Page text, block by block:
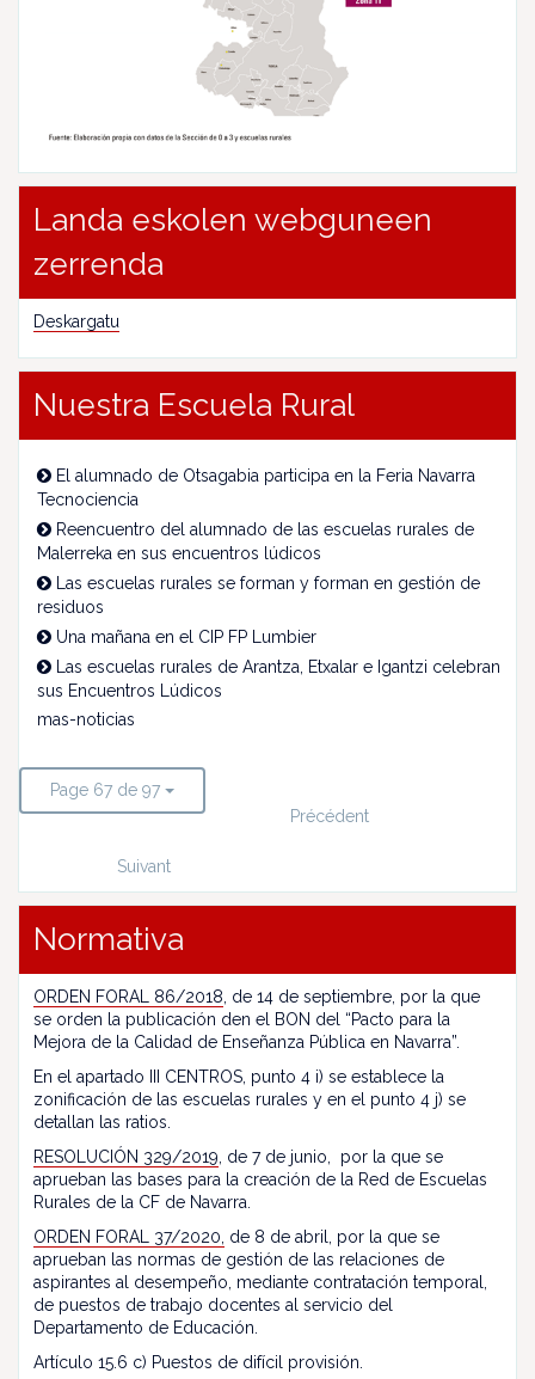
Landa eskolen webguneen
zerrenda
Deskargatu
Nuestra Escuela Rural
El alumnado de Otsagabia participa en la Feria Navarra
Tecnociencia
Reencuentro del alumnado de las escuelas rurales de
Malerreka en sus encuentros lúdicos
Las escuelas rurales se forman y forman en gestión de
residuos
Una mañana en el CIP FP Lumbier
Las escuelas rurales de Arantza, Etxalar e Igantzi celebran
sus Encuentros Lúdicos
mas-noticias
Page 67 de 97
Précédent
Suivant
Normativa
ORDEN FORAL 86/2018 , de 14 de septiembre, por la que
se orden la publicación den el BON del “Pacto para la
Mejora de la Calidad de Enseñanza Pública en Navarra”.
En el apartado III CENTROS, punto 4 i) se establece la
zonificación de las escuelas rurales y en el punto 4 j) se
detallan las ratios.
RESOLUCIÓN 329/2019 , de 7 de junio, por la que se
aprueban las bases para la creación de la Red de Escuelas
Rurales de la CF de Navarra.
ORDEN FORAL 37/2020, de 8 de abril, por la que se
aprueban las normas de gestión de las relaciones de
aspirantes al desempeño, mediante contratación temporal,
de puestos de trabajo docentes al servicio del
Departamento de Educación.
Artículo 15.6 c) Puestos de difícil provisión.